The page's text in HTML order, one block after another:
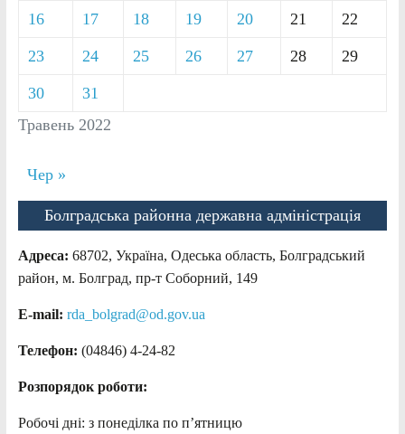
Травень 2022
16 17 18 19 20 21 22
23 24 25 26 27 28 29
30 31
Чер »
Болградська районна державна адміністрація
Адреса: 68702, Україна, Одеська область, Болградський
район, м. Болград, пр-т Соборний, 149
E-mail: rda_bolgrad@od.gov.ua
Телефон: (04846) 4-24-82
Розпорядок роботи:
Робочі дні: з понеділка по п’ятницю